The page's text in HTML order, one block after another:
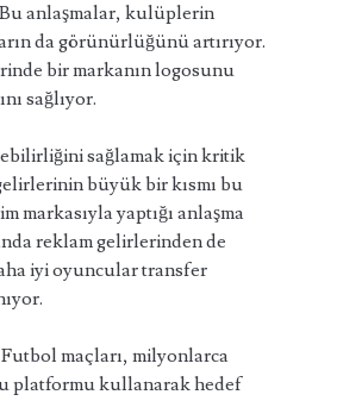
Bu anlaşmalar, kulüplerin
da görünürlüğünü artırıyor.
bir markanın logosunu
sağlıyor.
sağlamak için kritik
büyük bir kısmı bu
yaptığı anlaşma
reklam gelirlerinden de
iyi oyuncular transfer
maçları, milyonlarca
platformu kullanarak hedef